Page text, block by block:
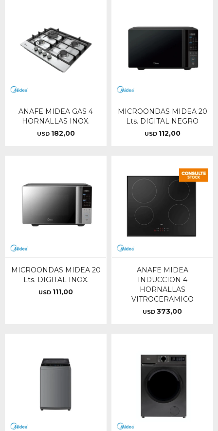
ANAFE MIDEA GAS 4
HORNALLAS INOX.
USD 182,00
MICROONDAS MIDEA 20
Lts. DIGITAL NEGRO
USD 112,00
MICROONDAS MIDEA 20
Lts. DIGITAL INOX.
USD 111,00
ANAFE MIDEA
INDUCCION 4
HORNALLAS
VITROCERAMICO
USD 373,00